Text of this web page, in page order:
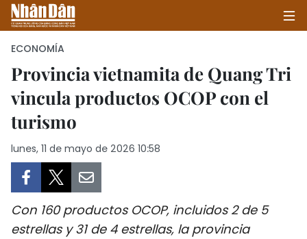
INICIO
SALUD - MEDIO AMBIENTE
ECONOMÍA
Provincia vietnamita de Quang Tri
vincula productos OCOP con el
turismo
lunes, 11 de mayo de 2026 10:58
Con 160 productos OCOP, incluidos 2 de 5
estrellas y 31 de 4 estrellas, la provincia